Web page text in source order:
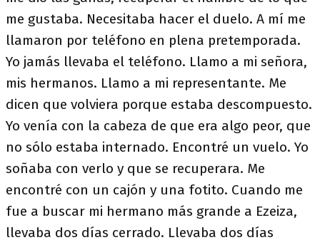
me gustaba. Necesitaba hacer el duelo. A mí me
llamaron por teléfono en plena pretemporada.
Yo jamás llevaba el teléfono. Llamo a mi señora,
mis hermanos. Llamo a mi representante. Me
dicen que volviera porque estaba descompuesto.
Yo venía con la cabeza de que era algo peor, que
no sólo estaba internado. Encontré un vuelo. Yo
soñaba con verlo y que se recuperara. Me
encontré con un cajón y una fotito. Cuando me
fue a buscar mi hermano más grande a Ezeiza,
llevaba dos días cerrado. Llevaba dos días